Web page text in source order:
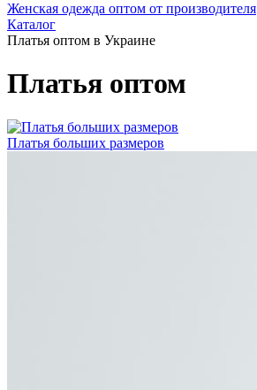
Женская одежда оптом от производителя
Каталог
Платья оптом в Украине
Платья оптом
Платья больших размеров